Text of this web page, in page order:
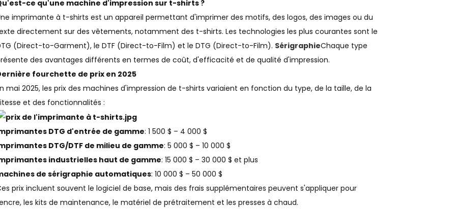
ce qu'une machine d'impression sur t-shirts ?
imprimante à t-shirts est un appareil permettant d'imprimer des motifs, des logos, des images ou du
directement sur des vêtements, notamment des t-shirts. Les technologies les plus courantes sont le
(Direct-to-Garment), le DTF (Direct-to-Film) et le DTG (Direct-to-Film). SérigraphieChaque type
des avantages différents en termes de coût, d'efficacité et de qualité d'impression.
fourchette de prix en 2025
mai 2025, les prix des machines d'impression de t-shirts variaient en fonction du type, de la taille, de la
et des fonctionnalités :
DTG d'entrée de gamme: 1 500 $ – 4 000 $
DTG/DTF de milieu de gamme: 5 000 $ – 10 000 $
industrielles haut de gamme: 15 000 $ – 30 000 $ et plus
de sérigraphie automatiques: 10 000 $ – 50 000 $
prix incluent souvent le logiciel de base, mais des frais supplémentaires peuvent s'appliquer pour
les kits de maintenance, le matériel de prétraitement et les presses à chaud.